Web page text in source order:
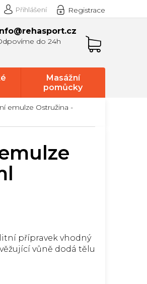
Registrace
Přihlášení
košík
Masážní
pomůcky
emulze Ostružina -
přípravek vhodný
vůně dodá tělu